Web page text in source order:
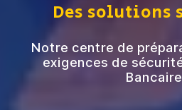
Des solutions
Notre centre de
exigences de